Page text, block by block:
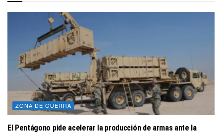
ZONA DE GUERRA
El Pentágono pide acelerar la producción de armas ante la